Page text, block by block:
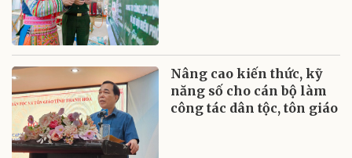
Nâng cao kiến thức, kỹ
năng số cho cán bộ làm
công tác dân tộc, tôn giáo